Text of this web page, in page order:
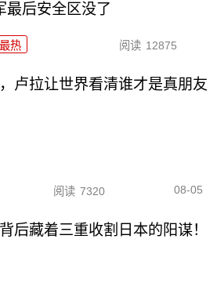
最后安全区没了
最热 阅读 12875
卢拉让世界看清谁才是真朋友
阅读 7320 08-05
后藏着三重收割日本的阳谋！